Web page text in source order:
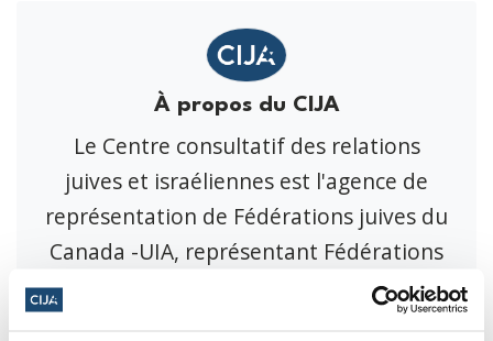
À propos du CIJA
Le Centre consultatif des relations
juives et israéliennes est l'agence de
représentation de Fédérations juives du
Canada -UIA, représentant Fédérations